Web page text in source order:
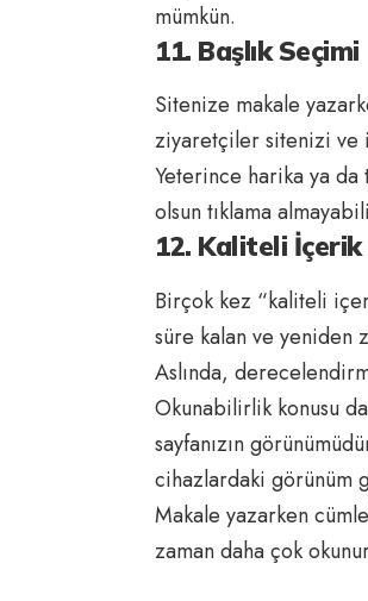
mümkün.
11. Başlık Seçimi
Sitenize makale
ziyaretçiler sitenizi ve
Yeterince harika ya
olsun tıklama
12. Kaliteli İçerik
Birçok kez “kaliteli
süre kalan ve yeniden
Aslında,
Okunabilirlik konusu
sayfanızın
cihazlardaki görünüm
Makale yazarken
zaman daha çok